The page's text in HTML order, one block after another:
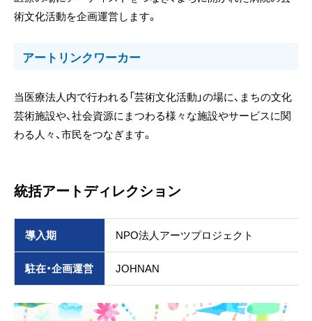
術文化活動を企画運営します。
アートリンクワーカー
当医療法人内で行われる「芸術文化活動」の場に、まちの文化
芸術施設や、社会資源にまつわる様々な施設やサービスに関
わる人々、市民をつなぎます。
統括アートディレクション
導入期 NPO法人アーツプロジェクト
駐在・企画運営 JOHNAN